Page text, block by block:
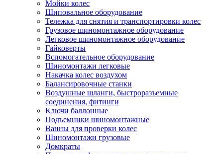
Мойки колес
Шиповальное оборудование
Тележка для снятия и транспортировки колес
Грузовое шиномонтажное оборудование
Легковое шиномонтажное оборудование
Гайковерты
Вспомогательное оборудование
Шиномонтажи легковые
Накачка колес воздухом
Балансировочные станки
Воздушные шланги, быстроразъемные
соединения, фитинги
Ключи баллонные
Подъемники шиномонтажные
Ванны для проверки колес
Шиномонтажи грузовые
Домкраты